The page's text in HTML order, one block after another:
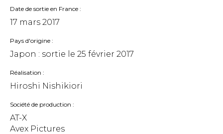
Date de sortie en France
17 mars 2017
Pays d'origine
Japon : sortie le 25 février 2017
Réalisation
Hiroshi Nishikiori
Société de production
AT-X
Avex Pictures